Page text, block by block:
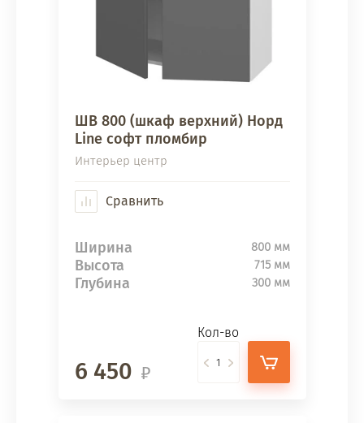
ШВ 800 (шкаф верхний) Норд
Line софт пломбир
Интерьер центр
Сравнить
Ширина 800 мм
Высота 715 мм
Глубина 300 мм
6 450
Кол-во